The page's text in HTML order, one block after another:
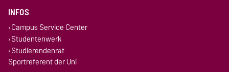
INFOS
Campus Service Center
Studentenwerk
Studierendenrat
Sportreferent der Uni